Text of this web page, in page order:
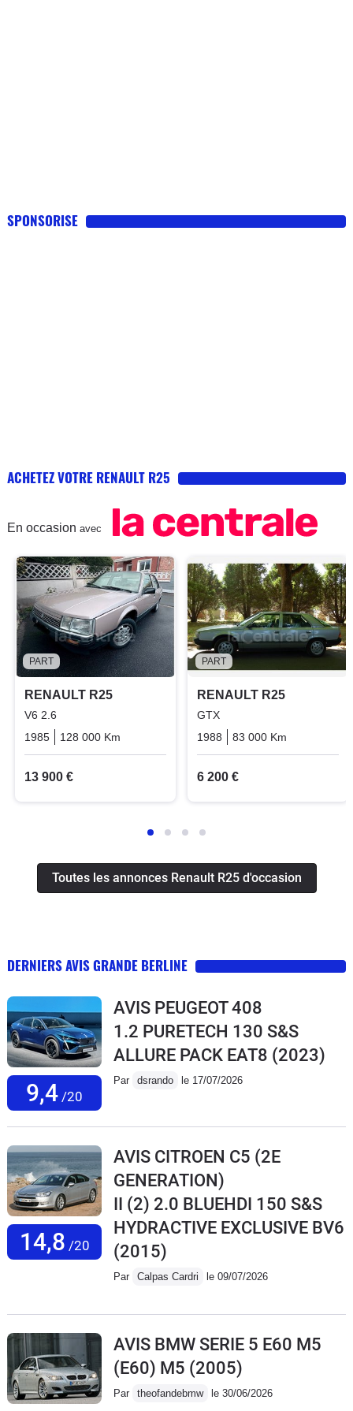
SPONSORISE
ACHETEZ VOTRE RENAULT R25
En occasion avec
PART
RENAULT R25
V6 2.6
1985
128 000 Km Essence
13 900 €
PART
RENAULT R25
GTX
1988
83 000 Km
6 200 €
Toutes les annonces Renault R25 d'occasion
DERNIERS AVIS GRANDE BERLINE
9,4 /20
AVIS PEUGEOT 408
1.2 PURETECH 130 S&S
ALLURE PACK EAT8 (2023)
Par dsrando le 17/07/2026
14,8 /20
AVIS CITROEN C5 (2E
GENERATION)
II (2) 2.0 BLUEHDI 150 S&S
HYDRACTIVE EXCLUSIVE BV6
(2015)
Par Calpas Cardri le 09/07/2026
AVIS BMW SERIE 5 E60 M5
(E60) M5 (2005)
Par theofandebmw le 30/06/2026